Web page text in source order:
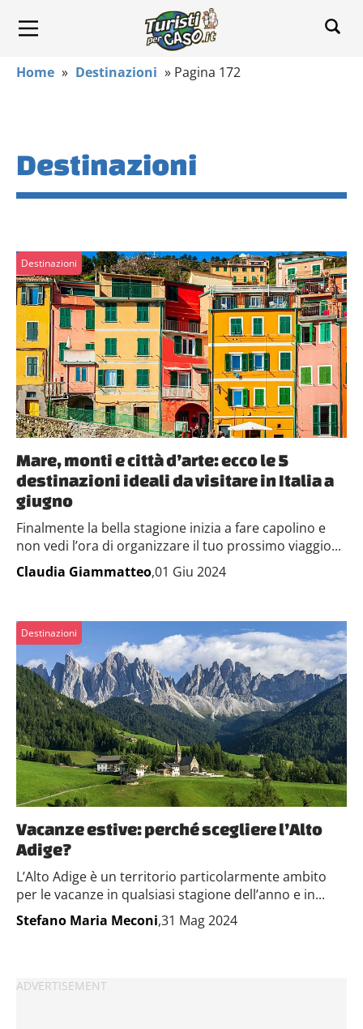
Home » Destinazioni » Pagina 172
Destinazioni
Destinazioni
Mare, monti e città d’arte: ecco le 5
destinazioni ideali da visitare in Italia a
giugno
Finalmente la bella stagione inizia a fare capolino e
non vedi l’ora di organizzare il tuo prossimo viaggio...
Claudia Giammatteo,01 Giu 2024
Destinazioni
Vacanze estive: perché scegliere l’Alto
Adige?
L’Alto Adige è un territorio particolarmente ambito
per le vacanze in qualsiasi stagione dell’anno e in...
Stefano Maria Meconi,31 Mag 2024